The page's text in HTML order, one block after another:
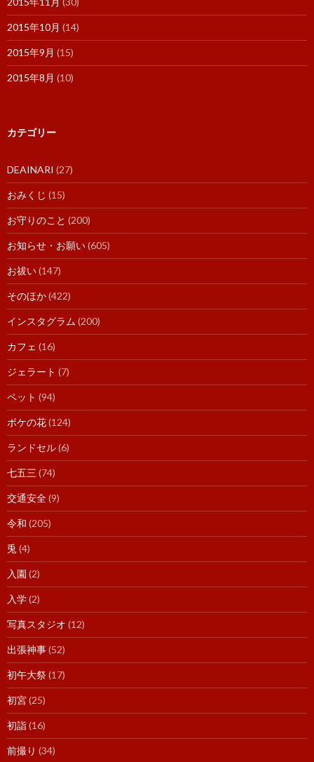
2015年10月 (14)
2015年9月 (15)
2015年8月 (10)
カテゴリー
DEAINARI (27)
おみくじ (15)
お守りのこと (200)
お知らせ・お願い(605)
お祓い(147)
そのほか(422)
インスタグラム (200)
カフェ (16)
ジェラート (7)
ペット (94)
ボケの花(124)
ランドセル(6)
七五三 (74)
交通安全(9)
令和 (205)
兎 (4)
入園 (2)
入学(2)
写真スタジオ (12)
出張神事(52)
初午大祭(17)
初宮(25)
初詣(16)
前撮り (34)